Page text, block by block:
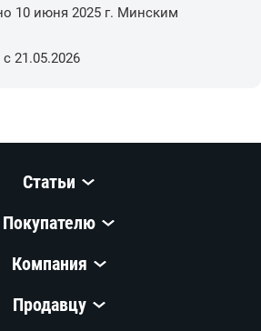
10 июня 2025 г. Минским
21.05.2026
Статьи
Покупателю
Компания
Продавцу